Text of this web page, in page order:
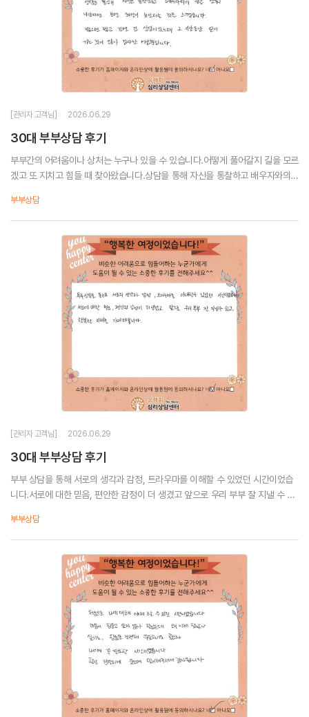
[관리자 고객님] 2026.06.29
30대 부부상담 후기
부부간의 어려움이나 상처는 누구나 있을 수 있습니다.어떻게 풀어갈지 길을 모르
겠고 또 지치고 힘들 때 찾아왔습니다.상담을 통해 자신을 통찰하고 배우자와의
상담이었는데그 시간 동안 얻...
부부상담
[관리자 고객님] 2026.06.29
30대 부부상담 후기
부부 상담을 통해 서로의 생각과 감정, 트라우마를 이해할 수 있었던 시간이었습
니다.서로에 대한 믿음, 편안한 감정이 더 생겼고 앞으로 우리 부부 잘 지낼 수 있
부부상담